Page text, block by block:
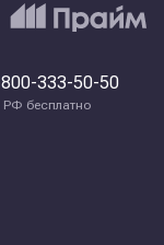
333-50-50
РФ бесплатно